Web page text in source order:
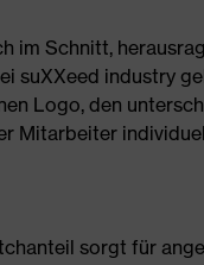
im Schnitt,
suXXeed industry
Logo, den
Mitarbeiter
sorgt für